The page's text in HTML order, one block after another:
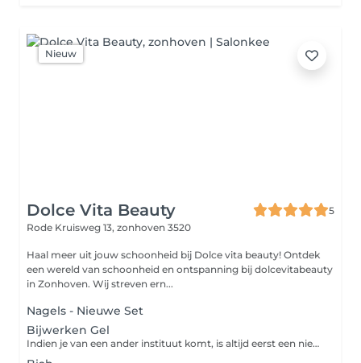
Nieuw
Dolce Vita Beauty
5
Rode Kruisweg 13, zonhoven 3520
Haal meer uit jouw schoonheid bij Dolce vita beauty! Ontdek
een wereld van schoonheid en ontspanning bij dolcevitabeauty
in Zonhoven. Wij streven ern...
Nagels - Nieuwe Set
Bijwerken Gel
Indien je van een ander instituut komt, is altijd eerst een nieuwe set.